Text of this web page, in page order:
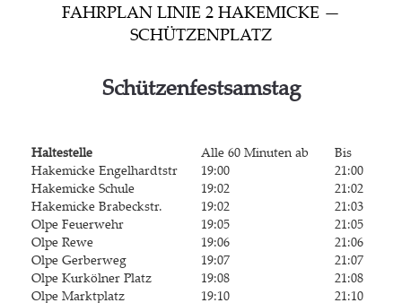
FAHR­PLAN LINIE 2 HAK­EMI­CKE —
SCHÜTZENPLATZ
Schüt­zen­fest­sams­tag
Hal­te­stel­le Alle 60 Minu­ten ab
Bis
Hak­emi­cke Engelhardtstr
19:00
21:00
Hak­emi­cke Schule
19:02
21:02
Hak­emi­cke Brabeckstr.
19:02
21:03
Olpe Feu­er­wehr
19:05
21:05
Olpe Rewe
19:06
21:06
Olpe Ger­ber­weg
19:07
21:07
Olpe Kur­köl­ner Platz
19:08
21:08
Olpe Markt­platz
19:10
21:10